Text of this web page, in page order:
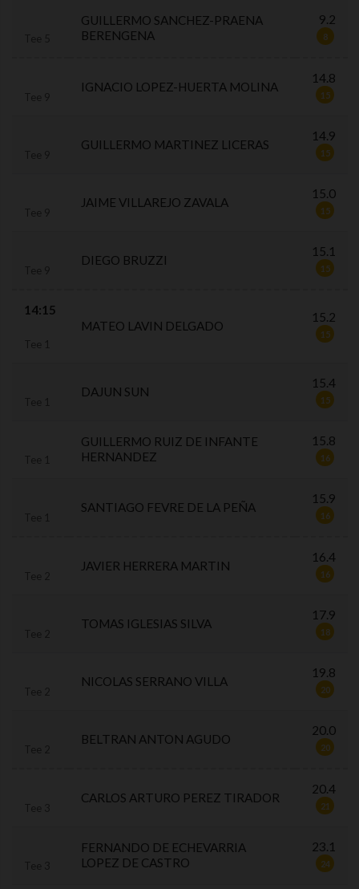
GUILLERMO SANCHEZ-PRAENA
BERENGENA
9.2
8
IGNACIO LOPEZ-HUERTA MOLINA
14.8
15
GUILLERMO MARTINEZ LICERAS
14.9
15
JAIME VILLAREJO ZAVALA
15.0
15
DIEGO BRUZZI
15.1
15
14:15
MATEO LAVIN DELGADO
15.2
15
DAJUN SUN
15.4
15
GUILLERMO RUIZ DE INFANTE
HERNANDEZ
15.8
16
SANTIAGO FEVRE DE LA PEÑA
15.9
16
JAVIER HERRERA MARTIN
16.4
16
TOMAS IGLESIAS SILVA
17.9
18
NICOLAS SERRANO VILLA
19.8
20
BELTRAN ANTON AGUDO
20.0
20
CARLOS ARTURO PEREZ TIRADOR
20.4
21
FERNANDO DE ECHEVARRIA
LOPEZ DE CASTRO
23.1
24